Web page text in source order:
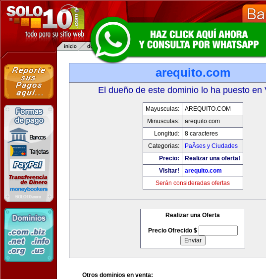
arequito.com
El dueño de este dominio lo ha puesto en
Mayusculas:
AREQUITO.COM
Minusculas:
arequito.com
Longitud:
8 caracteres
Categorias:
PaÃ­ses y Ciudades
Precio:
Realizar una oferta!
Visitar!
arequito.com
Serán consideradas ofertas
Realizar una Oferta
Precio Ofrecido $
Otros dominios en venta: